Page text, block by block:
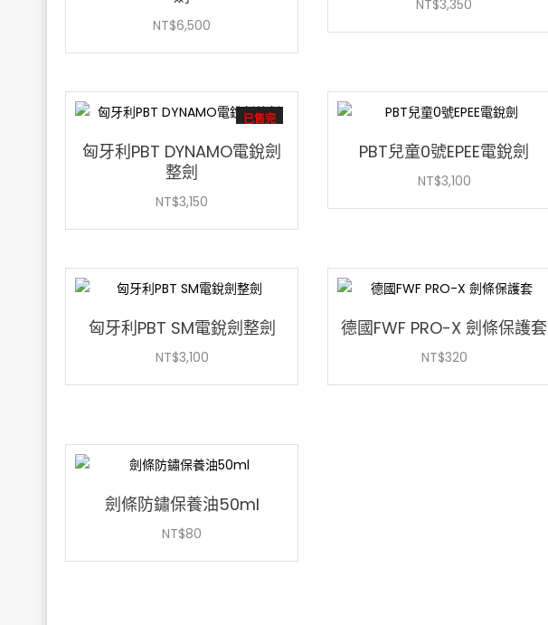
NT$6,500
NT$3,350
已售完
匈牙利PBT DYNAMO電銳劍
整劍
NT$3,150
PBT兒童0號EPEE電銳劍
NT$3,100
匈牙利PBT SM電銳劍整劍
NT$3,100
德國FWF PRO-X 劍條保護套
NT$320
劍條防鏽保養油50ml
NT$80